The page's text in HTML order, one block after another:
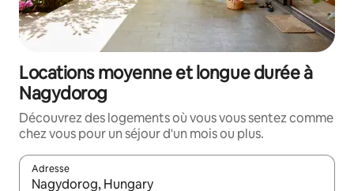
Locations moyenne et longue durée à
Nagydorog
Découvrez des logements où vous vous sentez comme
chez vous pour un séjour d'un mois ou plus.
Adresse
Lorsque les résultats s'affichent, utilisez les flèches vers le